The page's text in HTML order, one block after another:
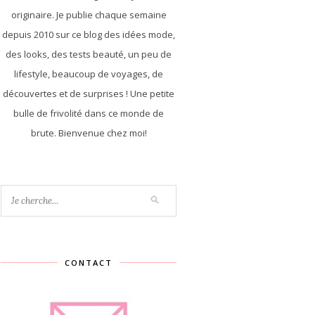
originaire. Je publie chaque semaine
depuis 2010 sur ce blog des idées mode,
des looks, des tests beauté, un peu de
lifestyle, beaucoup de voyages, de
découvertes et de surprises ! Une petite
bulle de frivolité dans ce monde de
brute. Bienvenue chez moi!
CONTACT